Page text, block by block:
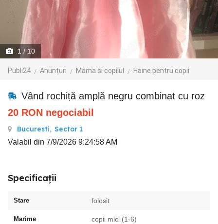
1 / 10
Publi24 Anunțuri Mama si copilul Haine pentru copii
Vând rochiță amplă negru combinat cu roz
20 RON negociabil
Bucuresti, Sector 1
Valabil din 7/9/2026 9:24:58 AM
Specificații
Stare folosit
Marime copii mici (1-6)